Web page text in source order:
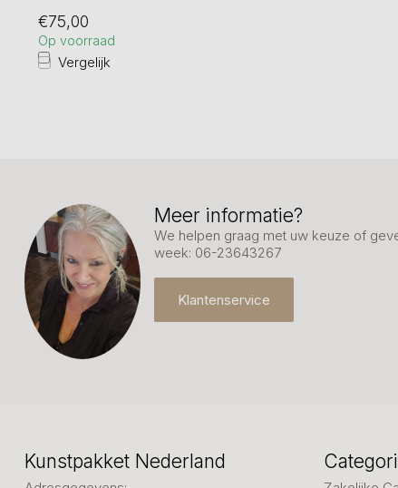
€75,00
Op voorraad
Vergelijk
Meer informatie?
We helpen graag met uw keuze of
week: 06-23643267
Klantenservice
Kunstpakket Nederland